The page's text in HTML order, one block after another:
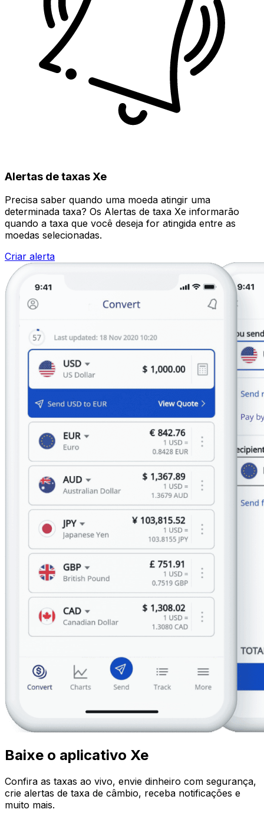
Alertas de taxas Xe
Precisa saber quando uma moeda atingir uma
determinada taxa? Os Alertas de taxa Xe informarão
quando a taxa que você deseja for atingida entre as
moedas selecionadas.
Criar alerta
Baixe o aplicativo Xe
Confira as taxas ao vivo, envie dinheiro com segurança,
crie alertas de taxa de câmbio, receba notificações e
muito mais.